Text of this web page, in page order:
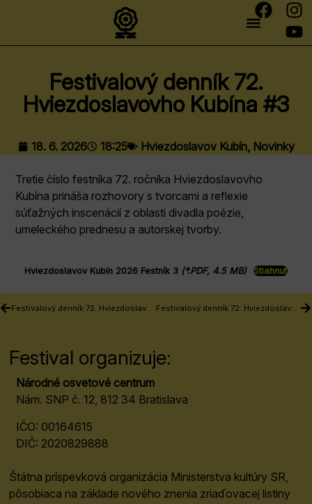
Festivalový denník 72.
Hviezdoslavovho Kubína #3
18. 6. 2026 18:25 Hviezdoslavov Kubín, Novinky
Tretie číslo festníka 72. ročníka Hviezdoslavovho
Kubína prináša rozhovory s tvorcami a reflexie
súťažných inscenácií z oblasti divadla poézie,
umeleckého prednesu a autorskej tvorby.
Hviezdoslavov Kubín 2026 Festník 3 (*.PDF, 4.5 MB) Stiahnuť
Festivalový denník 72. Hviezdoslavovho Kubína #2 Festivalový denník 72. Hviezdoslavovho Kubína #4
Festival organizuje:
Národné osvetové centrum
Nám. SNP č. 12, 812 34 Bratislava
IČO: 00164615
DIČ: 2020829888
Štátna príspevková organizácia Ministerstva kultúry SR,
pôsobiaca na základe nového znenia zriaďovacej listiny